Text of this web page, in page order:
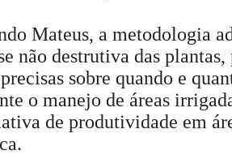
Mateus, a metodologia
não destrutiva das
sobre quando e
o manejo de áreas
de produtividade em